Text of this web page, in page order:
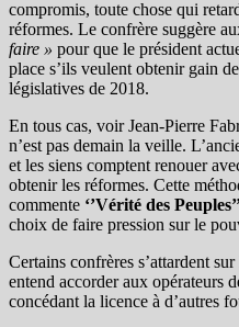
compromis, toute chose qui
réformes. Le confrère suggère
faire » pour que le président
place s’ils veulent obtenir gain
législatives de 2018.
En tous cas, voir Jean-Pierre
n’est pas demain la veille.
et les siens comptent renouer
obtenir les réformes. Cette
commente ‘’Vérité des
choix de faire pression sur le
Certains confrères s’attardent
entend accorder aux opérateurs
concédant la licence à d’autres